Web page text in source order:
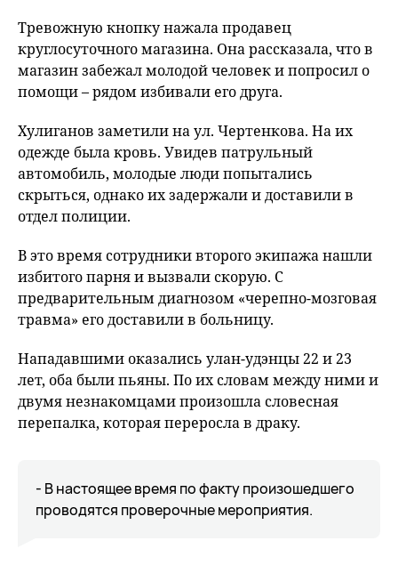
Тревожную кнопку нажала продавец
круглосуточного магазина. Она рассказала, что в
магазин забежал молодой человек и попросил о
помощи – рядом избивали его друга.
Хулиганов заметили на ул. Чертенкова. На их
одежде была кровь. Увидев патрульный
автомобиль, молодые люди попытались
скрыться, однако их задержали и доставили в
отдел полиции.
В это время сотрудники второго экипажа нашли
избитого парня и вызвали скорую. С
предварительным диагнозом «черепно-мозговая
травма» его доставили в больницу.
Нападавшими оказались улан-удэнцы 22 и 23
лет, оба были пьяны. По их словам между ними и
двумя незнакомцами произошла словесная
перепалка, которая переросла в драку.
- В настоящее время по факту произошедшего
проводятся проверочные мероприятия.